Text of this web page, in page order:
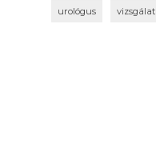
urológus vizsgálat